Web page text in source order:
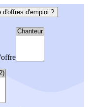
d'offres d'emploi ?